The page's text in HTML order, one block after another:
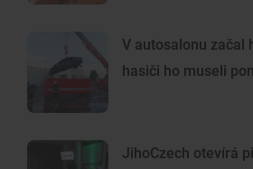
V autosalonu začal
hasiči ho museli
JihoCzech otevírá